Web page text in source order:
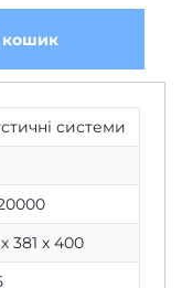
кошик
системи
381 х 400